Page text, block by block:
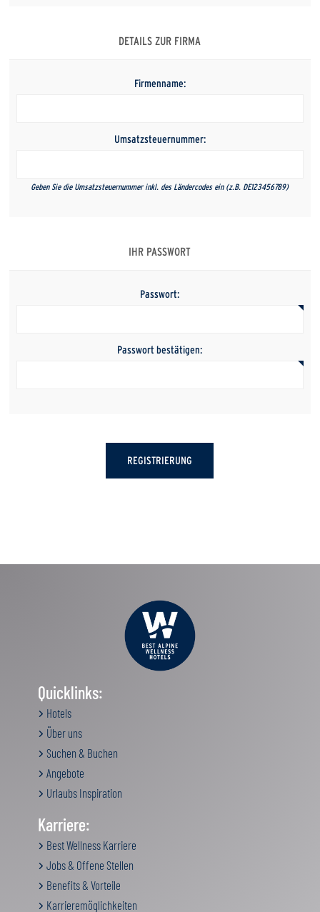
DETAILS ZUR FIRMA
Firmenname:
Umsatzsteuernummer:
Geben Sie die Umsatzsteuernummer inkl. des Ländercodes ein (z.B. DE123456789)
IHR PASSWORT
Passwort:
Passwort bestätigen:
Quicklinks:
Hotels
Über uns
Suchen & Buchen
Angebote
Urlaubs Inspiration
Karriere:
Best Wellness Karriere
Jobs & Offene Stellen
Benefits & Vorteile
Karrieremöglichkeiten